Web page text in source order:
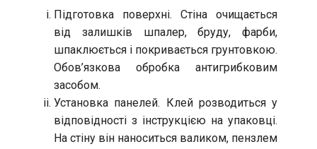
Підготовка поверхні. Стіна очищається
від залишків шпалер, бруду, фарби,
шпаклюється і покривається грунтовкою.
Обов’язкова обробка антигрибковим
засобом.
Установка панелей. Клей розводиться у
відповідності з інструкцією на упаковці.
На стіну він наноситься валиком, пензлем